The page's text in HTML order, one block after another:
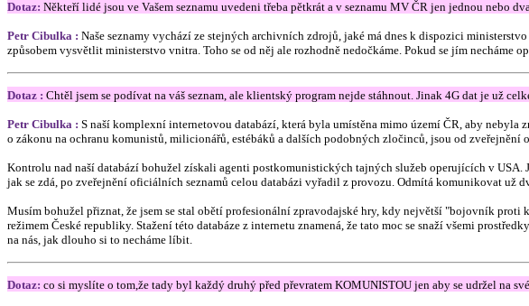
Dotaz: Někteří lidé jsou ve Vašem seznamu uvedeni třeba pětkrát a v seznamu MV ČR jen jednou nebo
Petr Cibulka : Naše seznamy vychází ze stejných archivních zdrojů, jaké má dnes k dispozici
způsobem vysvětlit ministerstvo vnitra. Toho se od něj ale rozhodně nedočkáme. Pokud se jím necháme
Dotaz : Chtěl jsem se podívat na váš seznam, ale klientský program nejde stáhnout. Jinak 4G dat je už
Petr Cibulka : S naší komplexní internetovou databází, která byla umístěna mimo území ČR, aby
o zákonu na ochranu komunistů, milicionářů, estébáků a dalších podobných zločinců, jsou od
Kontrolu nad naší databází bohužel získali agenti postkomunistických tajných služeb operujících v
jak se zdá, po zveřejnění oficiálních seznamů celou databázi vyřadil z provozu. Odmítá komunikovat už
Musím bohužel přiznat, že jsem se stal obětí profesionální zpravodajské hry, kdy největší "bojovník
režimem České republiky. Stažení této databáze z internetu znamená, že tato moc se snaží všemi
na nás, jak dlouho si to necháme líbit.
Dotaz: co si myslíte o tom,že tady byl každý druhý před převratem KOMUNISTOU jen aby se udržel na